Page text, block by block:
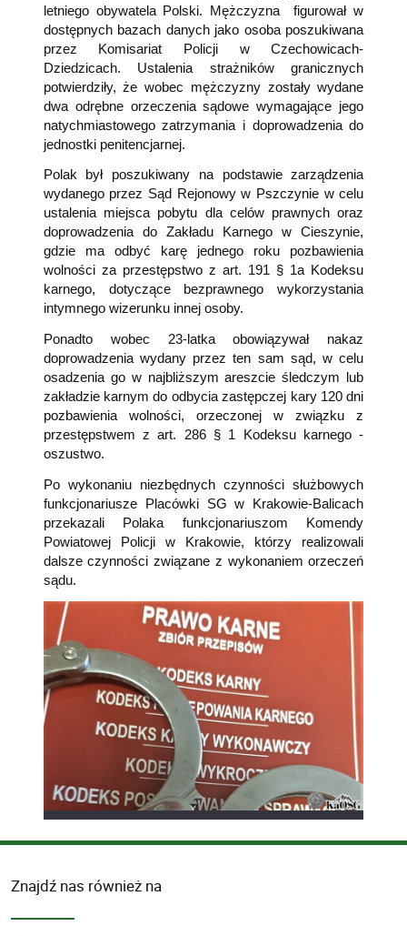
letniego obywatela Polski. Mężczyzna figurował w
dostępnych bazach danych jako osoba poszukiwana
przez Komisariat Policji w Czechowicach-
Dziedzicach. Ustalenia strażników granicznych
potwierdziły, że wobec mężczyzny zostały wydane
dwa odrębne orzeczenia sądowe wymagające jego
natychmiastowego zatrzymania i doprowadzenia do
jednostki penitencjarnej.
Polak był poszukiwany na podstawie zarządzenia
wydanego przez Sąd Rejonowy w Pszczynie w celu
ustalenia miejsca pobytu dla celów prawnych oraz
doprowadzenia do Zakładu Karnego w Cieszynie,
gdzie ma odbyć karę jednego roku pozbawienia
wolności za przestępstwo z art. 191 § 1a Kodeksu
karnego, dotyczące bezprawnego wykorzystania
intymnego wizerunku innej osoby.
Ponadto wobec 23-latka obowiązywał nakaz
doprowadzenia wydany przez ten sam sąd, w celu
osadzenia go w najbliższym areszcie śledczym lub
zakładzie karnym do odbycia zastępczej kary 120 dni
pozbawienia wolności, orzeczonej w związku z
przestępstwem z art. 286 § 1 Kodeksu karnego -
oszustwo.
Po wykonaniu niezbędnych czynności służbowych
funkcjonariusze Placówki SG w Krakowie-Balicach
przekazali Polaka funkcjonariuszom Komendy
Powiatowej Policji w Krakowie, którzy realizowali
dalsze czynności związane z wykonaniem orzeczeń
sądu.
Znajdź nas również na